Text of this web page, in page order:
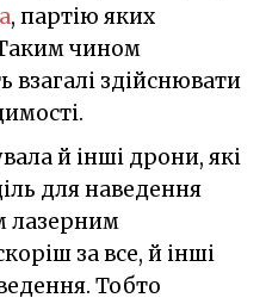
, партію яких
чином
взагалі здійснювати
й інші дрони, які
для наведення
лазерним
за все, й інші
Тобто